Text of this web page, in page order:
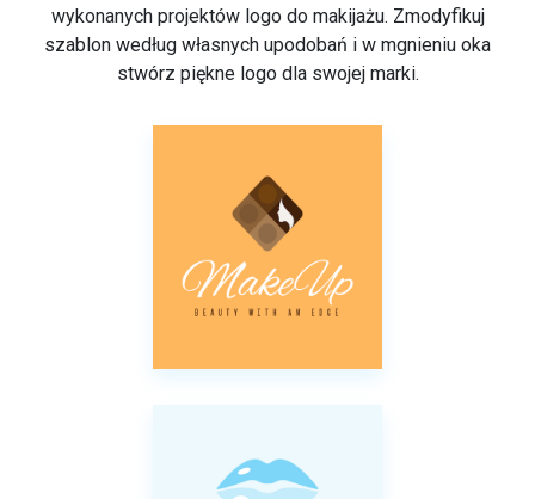
wykonanych projektów logo do makijażu. Zmodyfikuj
szablon według własnych upodobań i w mgnieniu oka
stwórz piękne logo dla swojej marki.